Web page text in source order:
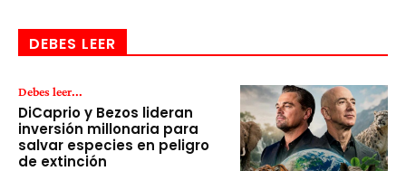
DEBES LEER
Debes leer...
DiCaprio y Bezos lideran
inversión millonaria para
salvar especies en peligro
de extinción